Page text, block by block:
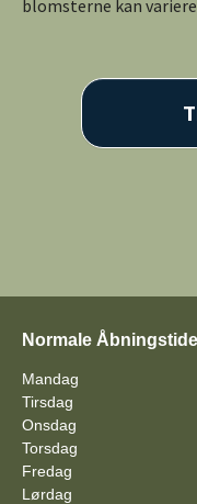
blomsterne kan
Normale
Mandag
Tirsdag
Onsdag
Torsdag
Fredag
Lørdag